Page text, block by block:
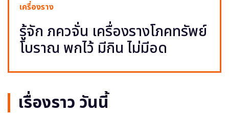
เครื่องราง
รู้จัก ภควจั่น เครื่องรางโภคทรัพย์
โบราณ พกไว้ มีกิน ไม่มีอด
เรื่องราว วันนี้